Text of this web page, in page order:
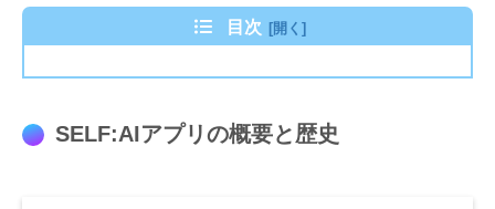
目次
SELF:AIアプリの概要と歴史